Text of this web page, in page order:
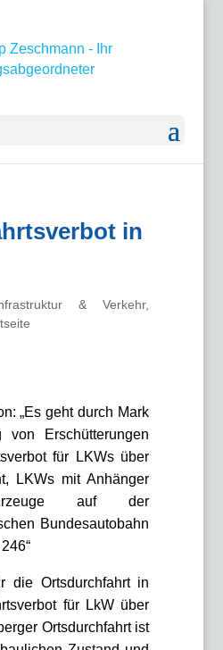
in
& Verkehr,
„Es geht durch Mark
Erschütterungen
für LKWs über
LKWs mit Anhänger
auf der
Bundesautobahn
die Ortsdurchfahrt in
für LkW über
Ortsdurchfahrt ist